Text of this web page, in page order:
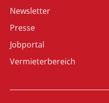
Newsletter
Presse
Jobportal
Vermieterbereich